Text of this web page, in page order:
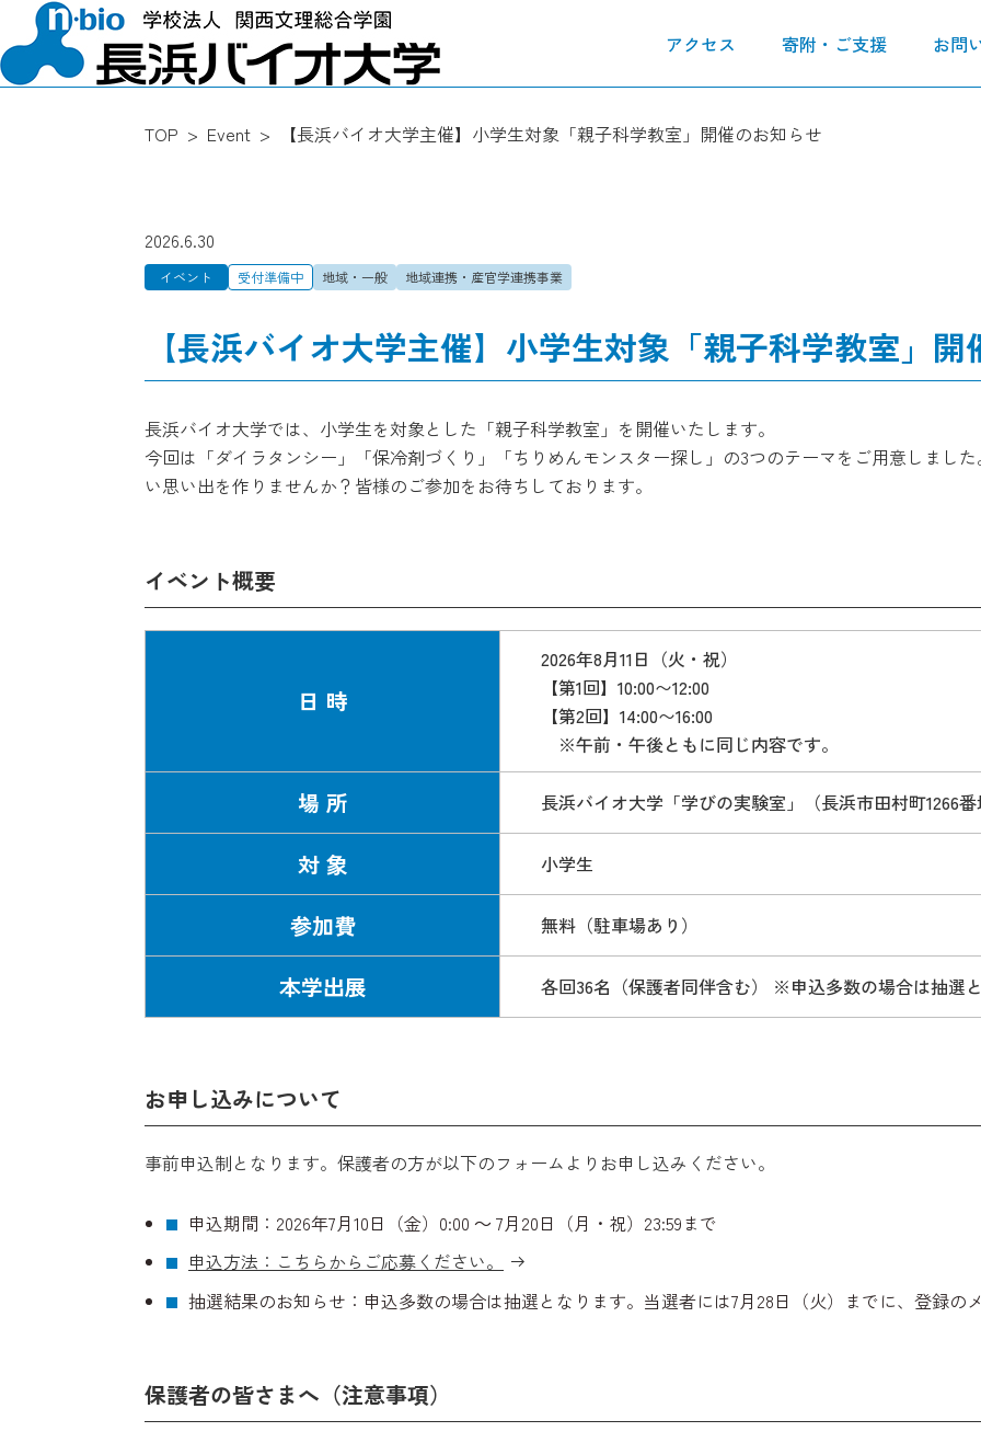
アクセス 寄附・ご支援 お問
TOP Event 【長浜バイオ大学主催】小学生対象「親子科学教室」開催のお知らせ
2026.6.30
イベント 受付準備中 地域・一般 地域連携・産官学連携事業
【長浜バイオ大学主催】小学生対象「親子科学教室」
長浜バイオ大学では、小学生を対象とした「親子科学教室」を開催いたします。
今回は「ダイラタンシー」「保冷剤づくり」「ちりめんモンスター探し」の3つのテーマをご用意しまし
い思い出を作りませんか？皆様のご参加をお待ちしております。
イベント概要
日 時
2026年8月11日（火・祝）
【第1回】10:00〜12:00
【第2回】14:00〜16:00
※午前・午後ともに同じ内容です。
場 所 長浜バイオ大学「学びの実験室」（長浜市田村町1266
対 象 小学生
参加費 無料（駐車場あり）
本学出展 各回36名（保護者同伴含む） ※申込多数の場合は抽選
お申し込みについて
事前申込制となります。保護者の方が以下のフォームよりお申し込みください。
申込期間：2026年7月10日（金）0:00 ～ 7月20日（月・祝）23:59まで
申込方法：こちらからご応募ください。
抽選結果のお知らせ：申込多数の場合は抽選となります。当選者には7月28日（火）までに、登録の
保護者の皆さまへ（注意事項）